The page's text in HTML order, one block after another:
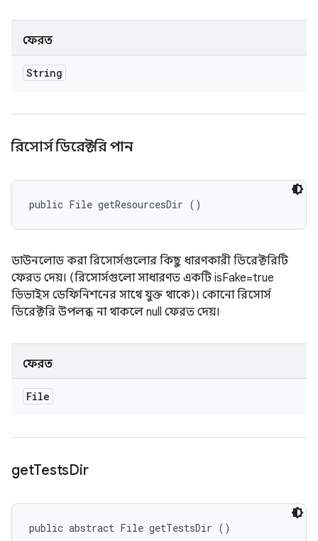
ফেরত
String
রিসোর্স ডিরেক্টরি পান
public File getResourcesDir ()
ডাউনলোড করা রিসোর্সগুলোর কিছু ধারণকারী ডিরেক্টরিটি
ফেরত দেয়। (রিসোর্সগুলো সাধারণত একটি isFake=true
ডিভাইস ডেফিনিশনের সাথে যুক্ত থাকে)। কোনো রিসোর্স
ডিরেক্টরি উপলব্ধ না থাকলে null ফেরত দেয়।
ফেরত
File
getTestsDir
public abstract File getTestsDir ()